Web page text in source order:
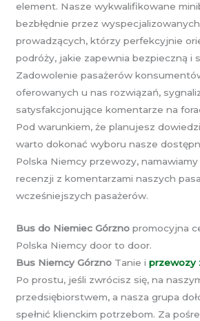
element. Nasze wykwalifikowane
bezbłędnie przez
prowadzących, którzy perfekcyjnie
podróży, jakie zapewnia bezpieczną i
Zadowolenie pasażerów
oferowanych u nas rozwiązań,
satysfakcjonujące komentarze na
Pod warunkiem, że planujesz
warto dokonać wyboru nasze
Polska Niemcy przewozy,
recenzji z komentarzami naszych
wcześniejszych pasażerów.
Bus do Niemiec Górzno promocyjna
Polska Niemcy door to door.
Bus Niemcy Górzno Tanie i przewozy
Po prostu, jeśli zwrócisz się, na
przedsiębiorstwem, a nasza grupa
spełnić klienckim potrzebom. Za